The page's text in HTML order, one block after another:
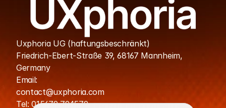
Cookies
Ihre Daten werden sicher verarbeitet.
Uxphoria UG (haftungsbeschränkt)
Friedrich-Ebert-Straße 39, 68167 Mannheim,
Germany
Email:
contact@uxphoria.com
Tel: 015679 794579